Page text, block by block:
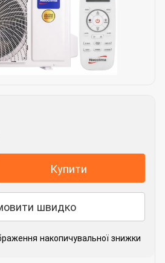
Купити
швидко
накопичувальної знижки